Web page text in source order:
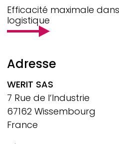
Efficacité maximale
logistique
Adresse
WERIT SAS
7 Rue de l‘Industrie
67162 Wissembourg
France